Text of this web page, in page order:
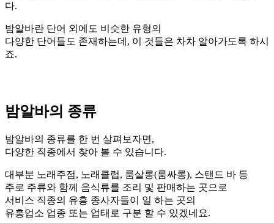
다.
밤알바란 단어 외에도 비슷한 유형의
다양한 단어들도 존재하는데, 이 것들은 차차 알아가도록 하시
죠.
밤알바의 종류
밤알바의 종류를 한 번 살펴보자면,
다양한 직종에서 찾아 볼 수 있습니다.
대부분 노래주점, 노래클럽, 룸살롱(룸싸롱), 스탠드 바 등
주로 주류와 함께 음식류를 조리 및 판매하는 곳으로
서비스 직종의 유흥 종사자들이 일 하는 곳의
유흥업소 업종 또는 업태로 구분 할 수 있겠네요.